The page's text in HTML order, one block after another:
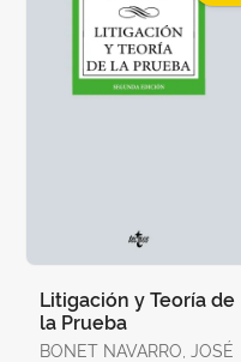
Litigación y Teoría de
la Prueba
BONET NAVARRO, JOSÉ